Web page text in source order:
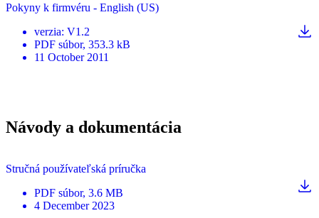
Pokyny k firmvéru - English (US)
verzia: V1.2
PDF súbor, 353.3 kB
11 October 2011
Návody a dokumentácia
Stručná používateľská príručka
PDF súbor, 3.6 MB
4 December 2023